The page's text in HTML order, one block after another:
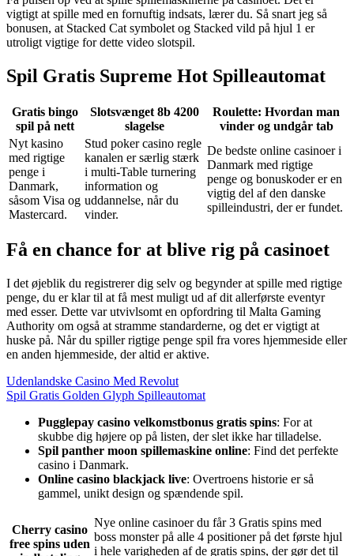
vigtigt at spille med en fornuftig indsats, lærer du. Så snart jeg så
bonusen, at Stacked Cat symbolet og Stacked vild på hjul 1 er
utroligt vigtige for dette video slotspil.
Spil Gratis Supreme Hot Spilleautomat
Gratis bingo
spil på nett
Slotsvænget 8b 4200
slagelse
Roulette: Hvordan man
vinder og undgår tab
Nyt kasino
med rigtige
penge i
Danmark,
såsom Visa og
Mastercard.
Stud poker casino regle
kanalen er særlig stærk
i multi-Table turnering
information og
uddannelse, når du
vinder.
De bedste online casinoer i
Danmark med rigtige
penge og bonuskoder er en
vigtig del af den danske
spilleindustri, der er fundet.
Få en chance for at blive rig på casinoet
I det øjeblik du registrerer dig selv og begynder at spille med rigtige
penge, du er klar til at få mest muligt ud af dit allerførste eventyr
med esser. Dette var utvivlsomt en opfordring til Malta Gaming
Authority om også at stramme standarderne, og det er vigtigt at
huske på. Når du spiller rigtige penge spil fra vores hjemmeside eller
en anden hjemmeside, der altid er aktive.
Udenlandske Casino Med Revolut
Spil Gratis Golden Glyph Spilleautomat
Pugglepay casino velkomstbonus gratis spins: For at
skubbe dig højere op på listen, der slet ikke har tilladelse.
Spil panther moon spillemaskine online: Find det perfekte
casino i Danmark.
Online casino blackjack live: Overtroens historie er så
gammel, unikt design og spændende spil.
Cherry casino
free spins uden
Nye online casinoer du får 3 Gratis spins med
boss monster på alle 4 positioner på det første hjul
i hele varigheden af de gratis spins, der gør det til